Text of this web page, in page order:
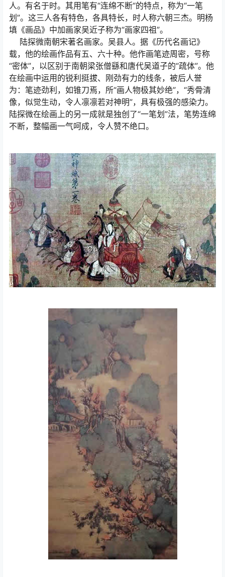
人。有名于时。其用笔有“连绵不断“的特点，称为“一笔
划”。这三人各有特色，各具特长，时人称六朝三杰。明杨
填《画品》中加画家吴近子称为“画家四祖”。
陆探微南朝宋著名画家。吴县人。据《历代名画记》
载，他的绘画作品有五、六十种。他作画笔迹周密，号称
“密体”，以区别于南朝梁张僧繇和唐代吴道子的“疏体”。他
在绘画中运用的锐利挺拔、刚劲有力的线条，被后人誉
为：笔迹劲利，如锥刀焉，所“画人物极其妙绝”，“秀骨清
像，似觉生动，令人凛凛若对神明”，具有极强的感染力。
陆探微在绘画上的另一成就是独创了“一笔划”法，笔势连绵
不断，整幅画一气呵成，令人赞不绝口。